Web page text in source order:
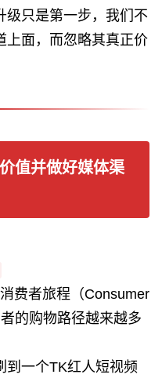
级只是第一步，我们不
上面，而忽略其真正价
值并做好媒体渠
费者旅程（Consumer
的购物路径越来越多
到一个TK红人短视频